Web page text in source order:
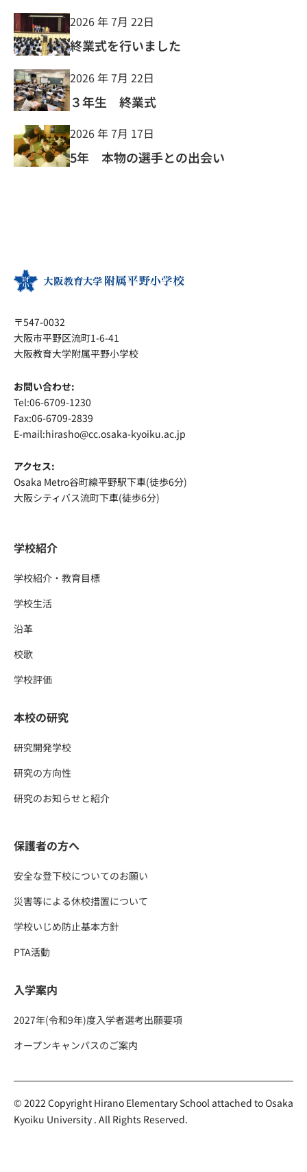
2026 年 7月 22日
終業式を行いました
2026 年 7月 22日
３年生 終業式
2026 年 7月 17日
5年 本物の選手との出会い
〒547-0032
大阪市平野区流町1-6-41
大阪教育大学附属平野小学校
お問い合わせ:
Tel:06-6709-1230
Fax:06-6709-2839
E-mail:hirasho@cc.osaka-kyoiku.ac.jp
アクセス:
Osaka Metro谷町線平野駅下車(徒歩6分)
大阪シティバス流町下車(徒歩6分)
学校紹介
学校紹介・教育目標
学校生活
沿革
校歌
学校評価
本校の研究
研究開発学校
研究の方向性
研究のお知らせと紹介
保護者の方へ
安全な登下校についてのお願い
災害等による休校措置について
学校いじめ防止基本方針
PTA活動
入学案内
2027年(令和9年)度入学者選考出願要項
オープンキャンパスのご案内
© 2022 Copyright Hirano Elementary School attached to Osaka
Kyoiku University . All Rights Reserved.